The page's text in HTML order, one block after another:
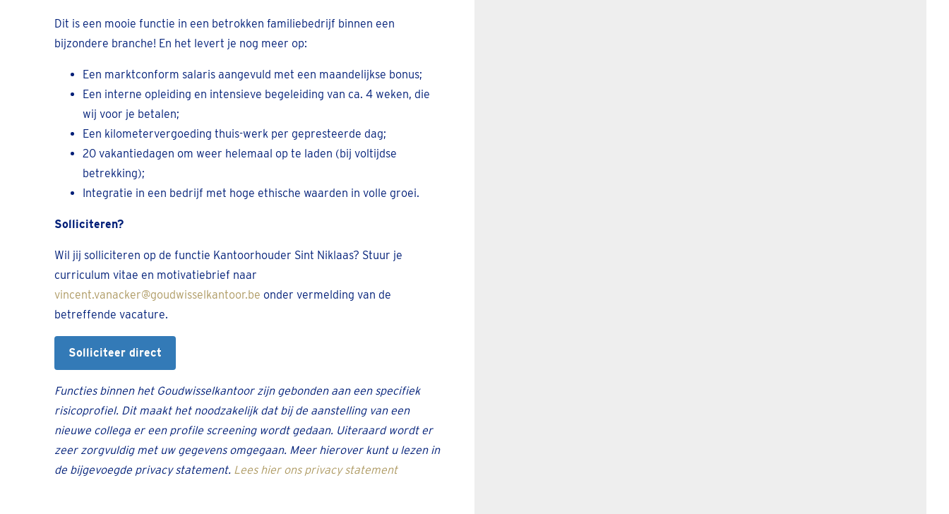
Dit is een mooie functie in een betrokken familiebedrijf binnen een
bijzondere branche! En het levert je nog meer op:
Een marktconform salaris aangevuld met een maandelijkse bonus;
Een interne opleiding en intensieve begeleiding van ca. 4 weken, die
wij voor je betalen;
Een kilometervergoeding thuis-werk per gepresteerde dag;
20 vakantiedagen om weer helemaal op te laden (bij voltijdse
betrekking);
Integratie in een bedrijf met hoge ethische waarden in volle groei.
Solliciteren?
Wil jij solliciteren op de functie Kantoorhouder Sint Niklaas? Stuur je
curriculum vitae en motivatiebrief naar
vincent.vanacker@goudwisselkantoor.be onder vermelding van de
betreffende vacature.
Solliciteer direct
Functies binnen het Goudwisselkantoor zijn gebonden aan een specifiek
risicoprofiel. Dit maakt het noodzakelijk dat bij de aanstelling van een
nieuwe collega er een profile screening wordt gedaan. Uiteraard wordt er
zeer zorgvuldig met uw gegevens omgegaan. Meer hierover kunt u lezen in
de bijgevoegde privacy statement. Lees hier ons privacy statement